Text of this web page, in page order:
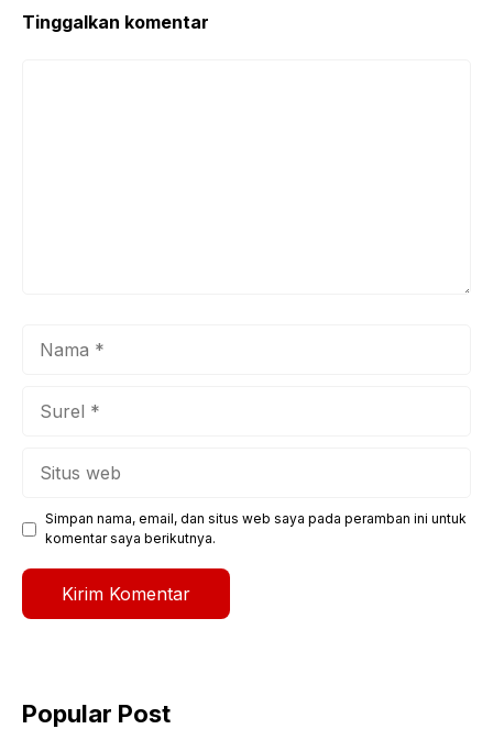
k
Tinggalkan komentar
Simpan nama, email, dan situs web saya pada peramban ini untuk
komentar saya berikutnya.
Popular Post